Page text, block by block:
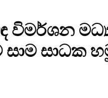
විමර්ශන
සාම සාධක